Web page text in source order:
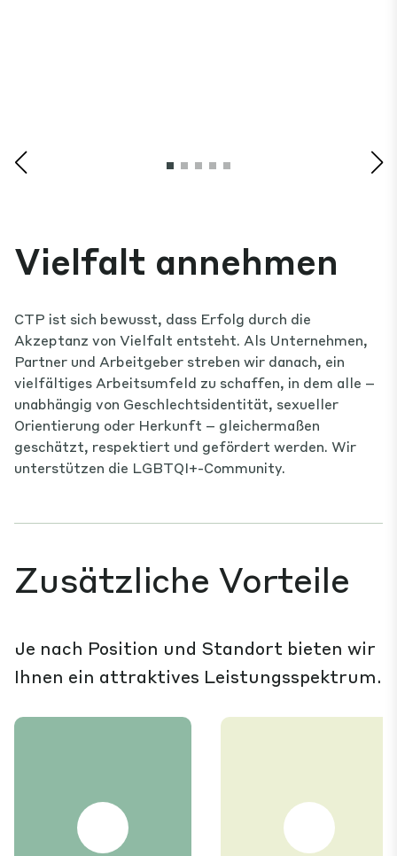
Vielfalt annehmen
CTP ist sich bewusst, dass Erfolg durch die
Akzeptanz von Vielfalt entsteht. Als Unternehmen,
Partner und Arbeitgeber streben wir danach, ein
vielfältiges Arbeitsumfeld zu schaffen, in dem alle –
unabhängig von Geschlechtsidentität, sexueller
Orientierung oder Herkunft – gleichermaßen
geschätzt, respektiert und gefördert werden. Wir
unterstützen die LGBTQI+-Community.
Zusätzliche Vorteile
Je nach Position und Standort bieten wir
Ihnen ein attraktives Leistungsspektrum.